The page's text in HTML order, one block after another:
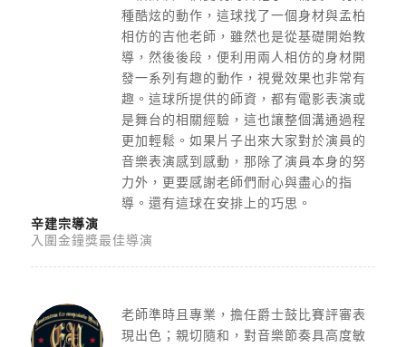
種酷炫的動作， 這球找了一個身材與孟柏
相仿的吉他老師， 雖然也是從基礎開始教
導，然後後段， 便利用兩人相仿的身材開
發一系列有趣的動作， 視覺效果也非常有
趣。這球所提供的師資，都有電影表演或
是舞台的相關經驗， 這也讓整個溝通過程
更加輕鬆。 如果片子出來大家對於演員的
音樂表演感到感動， 那除了演員本身的努
力外，更要感謝老師們耐心與盡心的指
導。 還有這球在安排上的巧思。
辛建宗導演
入圍金鐘獎最佳導演
老師準時且專業，擔任爵士鼓比賽評審表
現出色；親切隨和， 對音樂節奏具高度敏